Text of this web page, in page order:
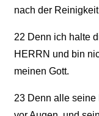
nach der
22 Denn ich halte
HERRN und bin
meinen Gott.
23Denn alle seine